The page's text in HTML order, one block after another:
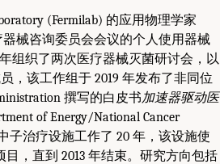
(Fermilab) 的应用物理学家
器械咨询委员会会议的个人使用器械
组织了两次医疗器械灭菌研讨会，以
，该工作组于 2019 年发布了非同位
撰写的白皮书加速器驱动医
of Energy/National Cancer
子治疗设施工作了 20 年，该设施使
，直到 2013 年结束。研究方向包括